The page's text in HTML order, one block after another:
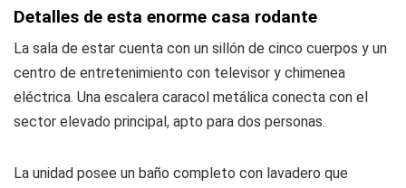
Detalles de esta enorme casa rodante
La sala de estar cuenta con un sillón de cinco cuerpos y un
centro de entretenimiento con televisor y chimenea
eléctrica. Una escalera caracol metálica conecta con el
sector elevado principal, apto para dos personas.
La unidad posee un baño completo con lavadero que